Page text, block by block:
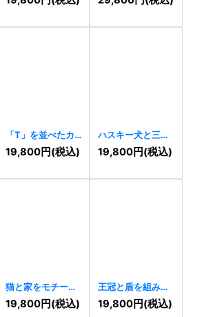
ゴ [ 11417
ティロゴ [ 11408]
「T」を並べたカ
ラフルなヘキサゴ
ンロゴ [11402]
19,800円(税込)
ハスキー犬と三日
月が描かれたクー
ルで力強いロゴ
19,800円(税込)
猫と家をモチーフ
にした温かみのあ
るロゴ [11395]
19,800円(税込)
王冠と盾を組み合
わせた「BN」の威
厳あるロゴ
19,800円(税込)